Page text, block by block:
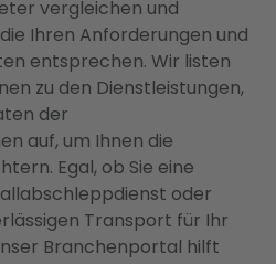
vergleichen und
Ihren Anforderungen und
entsprechen. Wir listen
zu den Dienstleistungen,
der
auf, um Ihnen die
Egal, ob Sie eine
oder
Transport für Ihr
Branchenportal hilft